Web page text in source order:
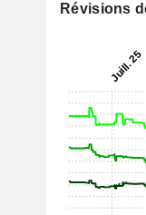
Révisions